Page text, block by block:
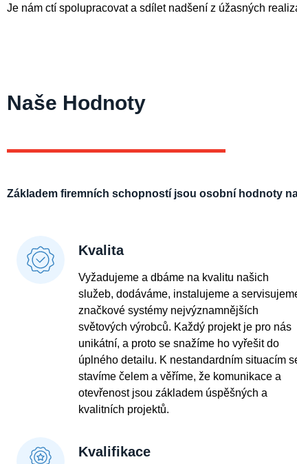
Je nám ctí spolupracovat a sdílet nadšení z úžasných
Naše Hodnoty
Základem firemních schopností jsou osobní hodnoty
Kvalita
Vyžadujeme a dbáme na kvalitu našich
služeb, dodáváme, instalujeme a
značkové systémy nejvýznamnějších
světových výrobců. Každý projekt je pro nás
unikátní, a proto se snažíme ho vyřešit do
úplného detailu. K nestandardním situacím
stavíme čelem a věříme, že komunikace a
otevřenost jsou základem úspěšných a
kvalitních projektů.
Kvalifikace